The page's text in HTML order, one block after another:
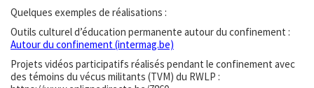
Quelques exemples de réalisations :
Outils culturel d’éducation permanente autour du confinement :
Autour du confinement (intermag.be)
Projets vidéos participatifs réalisés pendant le confinement avec
des témoins du vécus militants (TVM) du RWLP :